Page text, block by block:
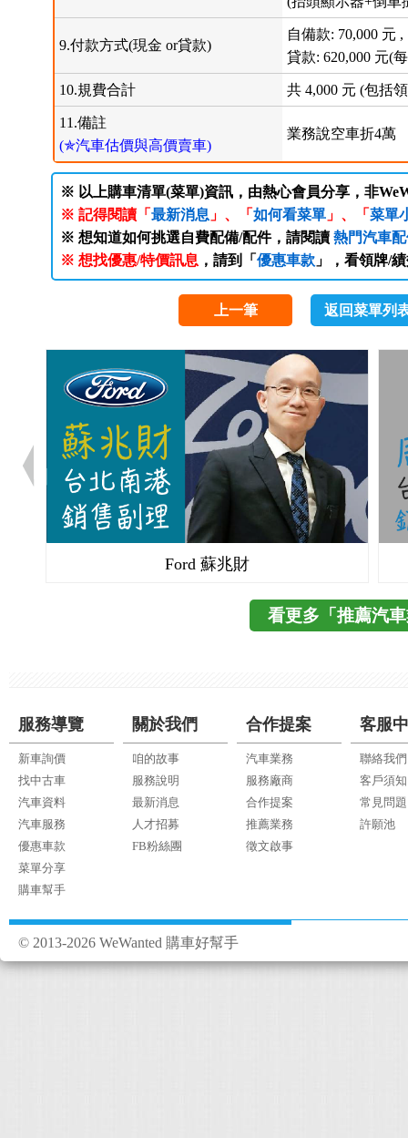
9.付款方式(現金 or貸款)
自備款: 70,000 元 ,
貸款: 620,000 元(
10.規費合計 共 4,000 元 (包括
11.備註
(✯汽車估價與高價賣車)
業務說空車折4萬
※ 以上購車清單(菜單)資訊，由熱心會員分享，非
※ 記得閱讀「 最新消息 」、「 如何看菜單」、「 菜單
※ 想知道如何挑選自費配備/配件，請閱讀 熱門汽車
※ 想找優惠/特價訊息 ，請到「 優惠車款」，看領牌/
上一筆 返回菜單列
Ford 蘇兆財
看更多「推薦汽
服務導覽
新車詢價
找中古車
汽車資料
汽車服務
優惠車款
菜單分享
購車幫手
關於我們
咱的故事
服務說明
最新消息
人才招募
FB粉絲團
合作提案
汽車業務
服務廠商
合作提案
推薦業務
徵文啟事
客服
聯絡我們
客戶須知
常見問題
許願池
© 2013-2026 WeWanted 購車好幫手